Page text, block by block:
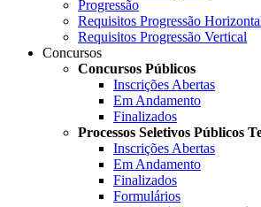
Progressão
Requisitos Progressão
Requisitos Progressão Vertical
Concursos
Concursos Públicos
Inscrições Abertas
Em Andamento
Finalizados
Processos Seletivos Públicos
Inscrições Abertas
Em Andamento
Finalizados
Formulários